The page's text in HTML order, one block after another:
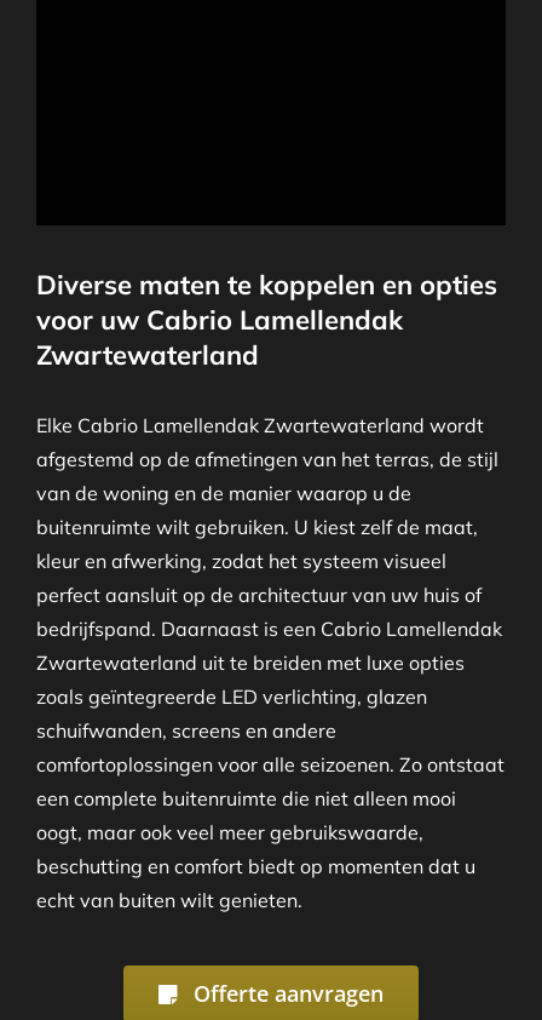
Diverse maten te koppelen en opties
voor uw Cabrio Lamellendak
Zwartewaterland
Elke Cabrio Lamellendak Zwartewaterland wordt
afgestemd op de afmetingen van het terras, de stijl
van de woning en de manier waarop u de
buitenruimte wilt gebruiken. U kiest zelf de maat,
kleur en afwerking, zodat het systeem visueel
perfect aansluit op de architectuur van uw huis of
bedrijfspand. Daarnaast is een Cabrio Lamellendak
Zwartewaterland uit te breiden met luxe opties
zoals geïntegreerde LED verlichting, glazen
schuifwanden, screens en andere
comfortoplossingen voor alle seizoenen. Zo ontstaat
een complete buitenruimte die niet alleen mooi
oogt, maar ook veel meer gebruikswaarde,
beschutting en comfort biedt op momenten dat u
echt van buiten wilt genieten.
Offerte aanvragen